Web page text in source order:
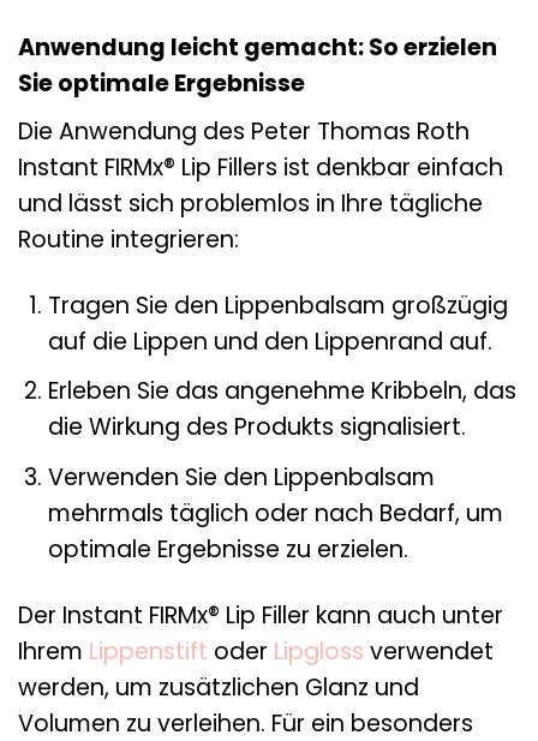
Anwendung leicht gemacht: So erzielen
Sie optimale Ergebnisse
Die Anwendung des Peter Thomas Roth
Instant FIRMx® Lip Fillers ist denkbar einfach
und lässt sich problemlos in Ihre tägliche
Routine integrieren:
Tragen Sie den Lippenbalsam großzügig
auf die Lippen und den Lippenrand auf.
Erleben Sie das angenehme Kribbeln, das
die Wirkung des Produkts signalisiert.
Verwenden Sie den Lippenbalsam
mehrmals täglich oder nach Bedarf, um
optimale Ergebnisse zu erzielen.
Der Instant FIRMx® Lip Filler kann auch unter
Ihrem Lippenstift oder Lipgloss verwendet
werden, um zusätzlichen Glanz und
Volumen zu verleihen. Für ein besonders